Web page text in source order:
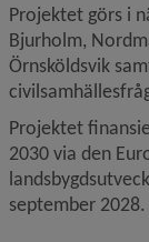
Projektet görs i
Bjurholm,
Örnsköldsvik
Projektet
2030 via den
september 2028.